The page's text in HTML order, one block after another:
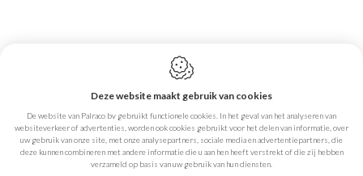
Webdesign by IDcreation 2026
Cookie policy
Privacy policy
Sitemap
Deze website maakt gebruik van cookies
De website van Palraco bv gebruikt functionele cookies. In het geval van het analyseren van
websiteverkeer of advertenties, worden ook cookies gebruikt voor het delen van informatie, over
uw gebruik van onze site, met onze analysepartners, sociale media en advertentiepartners, die
deze kunnen combineren met andere informatie die u aan hen heeft verstrekt of die zij hebben
verzameld op basis van uw gebruik van hun diensten.